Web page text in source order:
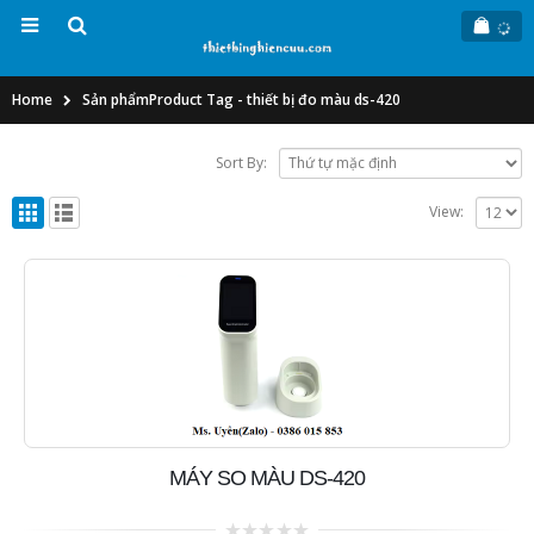
Home Sản phẩmProduct Tag -thiết bị đo màu ds-420
Sort By:
View:
MÁY SO MÀU DS-420